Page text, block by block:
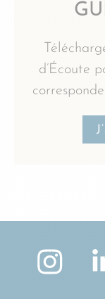
d’Écoute